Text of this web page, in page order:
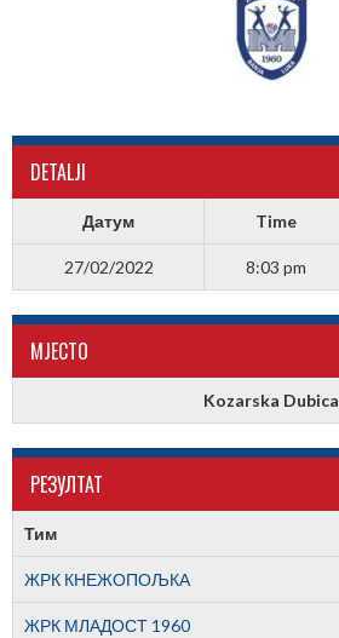
DETALJI
Датум Time
27/02/2022 8:03 pm
МJЕСТО
Kozarska Dubica
РЕЗУЛТАТ
Тим
ЖРК КНЕЖОПОЉКА
ЖРК МЛАДОСТ 1960